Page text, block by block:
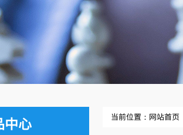
中心 网站首页
当前位置：